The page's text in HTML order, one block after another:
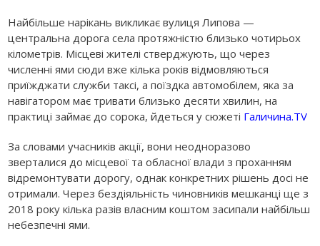
Найбільше нарікань викликає вулиця Липова —
центральна дорога села протяжністю близько чотирьох
кілометрів. Місцеві жителі стверджують, що через
численні ями сюди вже кілька років відмовляються
приїжджати служби таксі, а поїздка автомобілем, яка за
навігатором має тривати близько десяти хвилин, на
практиці займає до сорока, йдеться у сюжеті Галичина.TV
За словами учасників акції, вони неодноразово
зверталися до місцевої та обласної влади з проханням
відремонтувати дорогу, однак конкретних рішень досі не
отримали. Через бездіяльність чиновників мешканці ще з
2018 року кілька разів власним коштом засипали найбільш
небезпечні ями.